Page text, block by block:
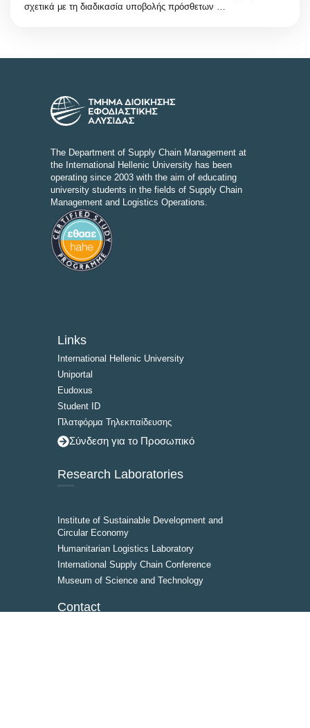
σχετικά με τη διαδικασία υποβολής πρόσθετων …
The Department of Supply Chain Management at
the International Hellenic University has been
operating since 2003 with the aim of educating
university students in the fields of Supply Chain
Management and Logistics Operations.
Links
International Hellenic University
Uniportal
Eudoxus
Student ID
Πλατφόρμα Τηλεκπαίδευσης
Σύνδεση για το Προσωπικό
Research Laboratories
Institute of Sustainable Development and
Circular Economy
Humanitarian Logistics Laboratory
International Supply Chain Conference
Museum of Science and Technology
Contact